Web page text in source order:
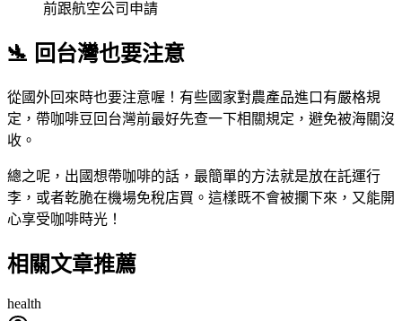
前跟航空公司申請
🛬 回台灣也要注意
從國外回來時也要注意喔！有些國家對農產品進口有嚴格規
定，帶咖啡豆回台灣前最好先查一下相關規定，避免被海關沒
收。
總之呢，出國想帶咖啡的話，最簡單的方法就是放在託運行
李，或者乾脆在機場免稅店買。這樣既不會被攔下來，又能開
心享受咖啡時光！
相關文章推薦
health